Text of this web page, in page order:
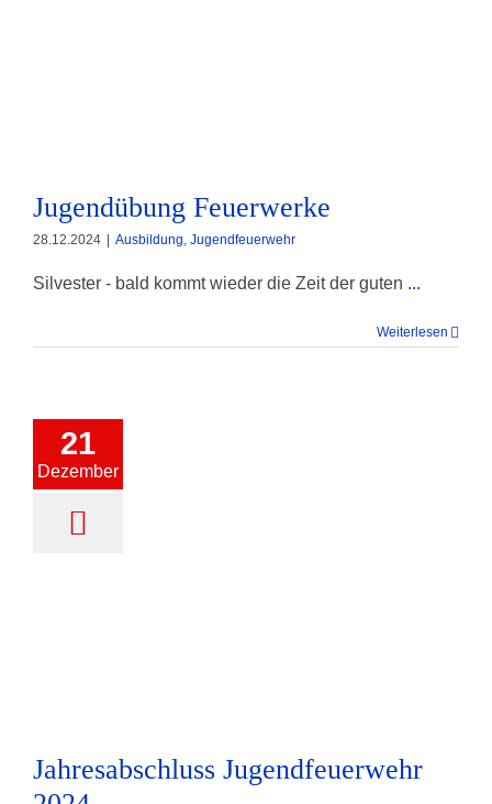
Jugendübung Feuerwerke
28.12.2024 Ausbildung, Jugendfeuerwehr
Silvester - bald kommt wieder die Zeit der guten ...
Weiterlesen
21
Dezember
Jahresabschluss Jugendfeuerwehr